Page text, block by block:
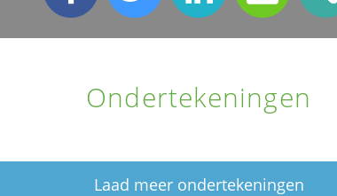
Ondertekeningen
Laad meer ondertekeningen